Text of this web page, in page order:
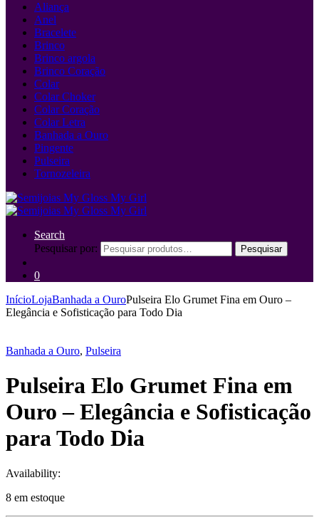
Aliança
Anel
Bracelete
Brinco
Brinco argola
Brinco Coração
Colar
Colar Choker
Colar Coração
Colar Letra
Banhada a Ouro
Pingente
Pulseira
Tornozeleira
Search
Pesquisar por:
Pesquisar
0
InícioLojaBanhada a OuroPulseira Elo Grumet Fina em Ouro –
Elegância e Sofisticação para Todo Dia
Banhada a Ouro, Pulseira
Pulseira Elo Grumet Fina em
Ouro – Elegância e Sofisticação
para Todo Dia
Availability:
8 em estoque